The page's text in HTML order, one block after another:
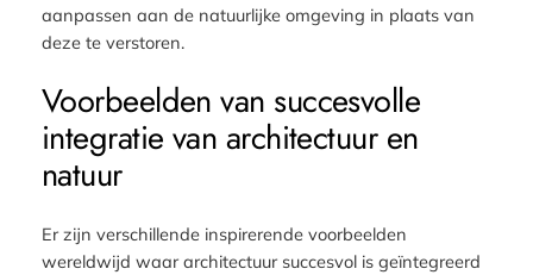
aanpassen aan de natuurlijke omgeving in plaats van
deze te verstoren.
Voorbeelden van succesvolle
integratie van architectuur en
natuur
Er zijn verschillende inspirerende voorbeelden
wereldwijd waar architectuur succesvol is geïntegreerd